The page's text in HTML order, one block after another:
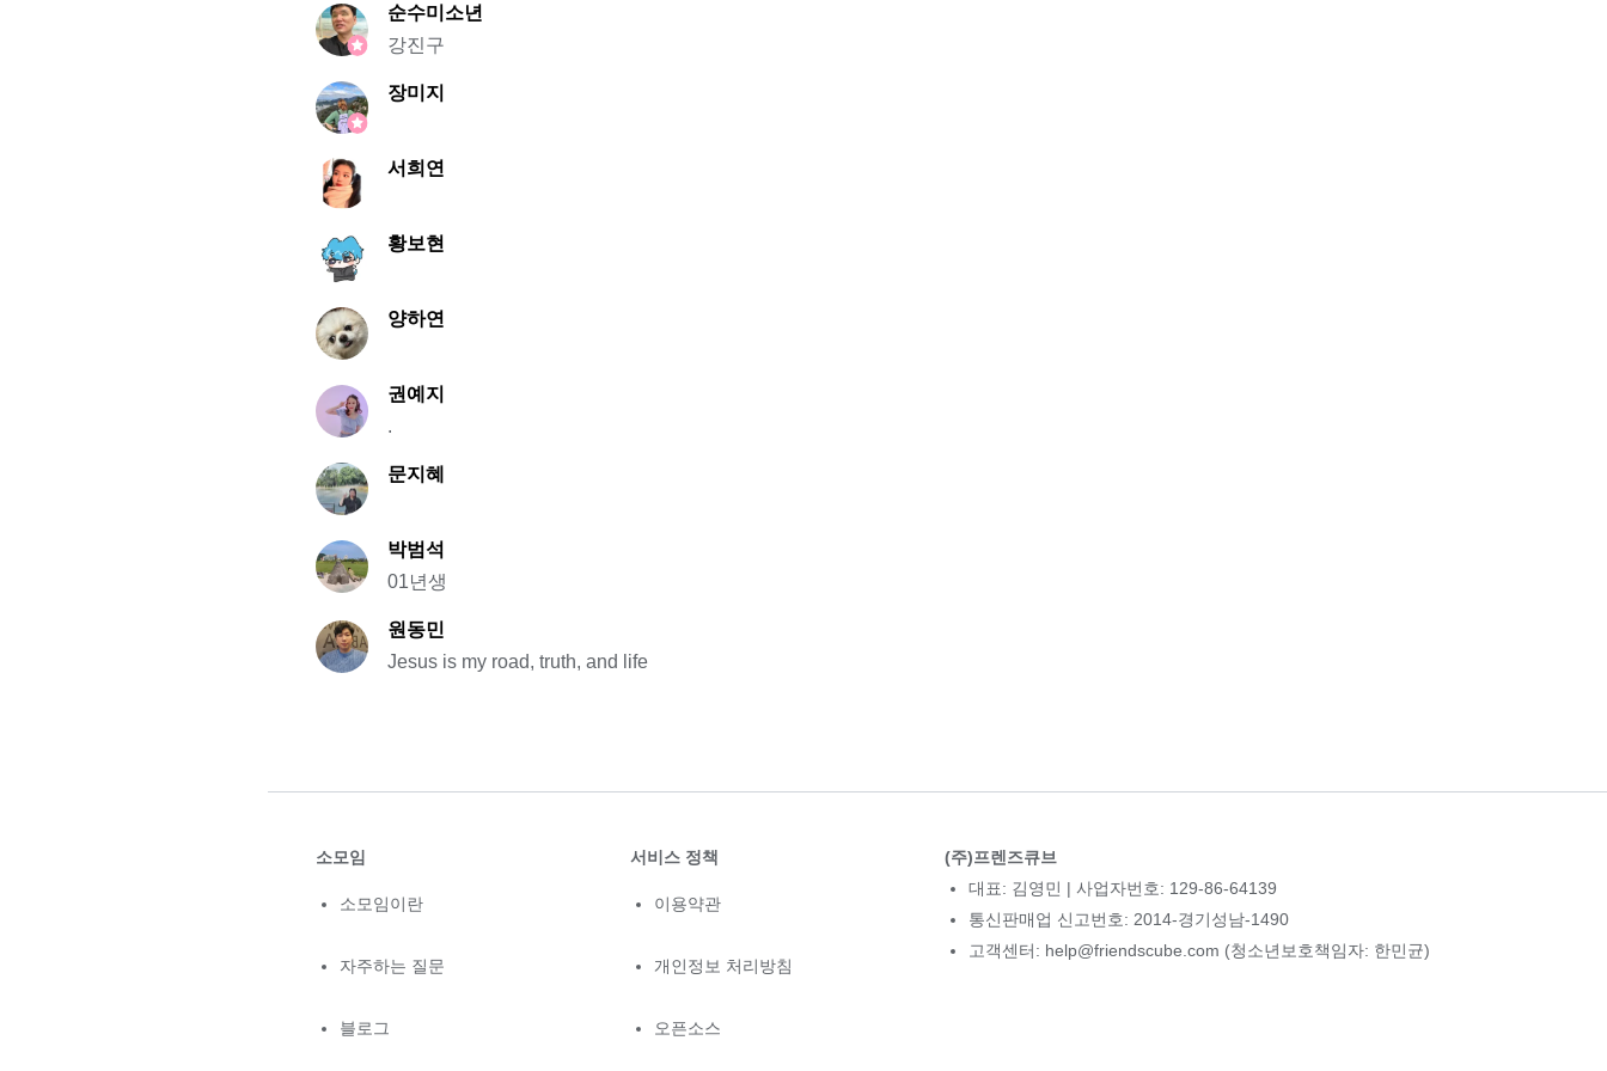
순수미소년
강진구
장미지
서희연
황보현
양하연
권예지
.
문지혜
박범석
01년생
원동민
Jesus is my road, truth, and life
소모임
소모임이란
자주하는 질문
블로그
서비스 정책
이용약관
개인정보 처리방침
오픈소스
(주)프렌즈큐브
대표: 김영민 | 사업자번호: 129-86-64139
통신판매업 신고번호: 2014-경기성남-1490
고객센터: help@friendscube.com (청소년보호책임자: 한민균)